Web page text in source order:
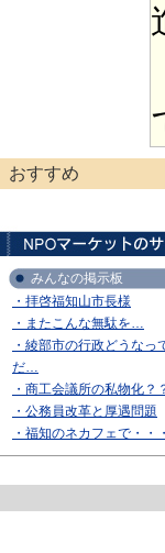
おすすめ
みんなの掲示板
・拝啓福知山市長様
・またこんな無駄を…
・綾部市の行政どうなっ
だ…
・商工会議所の私物化？
・公務員改革と厚遇問題
・福知のネカフェで・・